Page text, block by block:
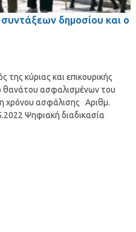
δημοσίου και ο
κύριας και επικουρικής
θανάτου ασφαλισμένων του
χρόνου ασφάλισης Αριθμ.
Ψηφιακή διαδικασία